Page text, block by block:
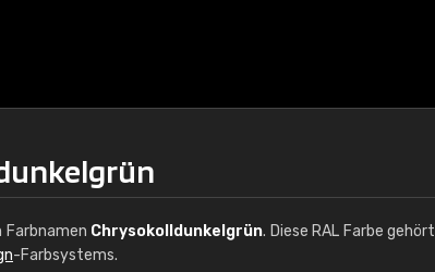
Chrysokolldunkelgrün. Diese RAL Farbe gehört
-Farbsystems.